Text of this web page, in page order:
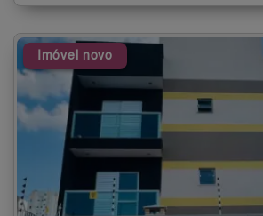
Imóvel novo